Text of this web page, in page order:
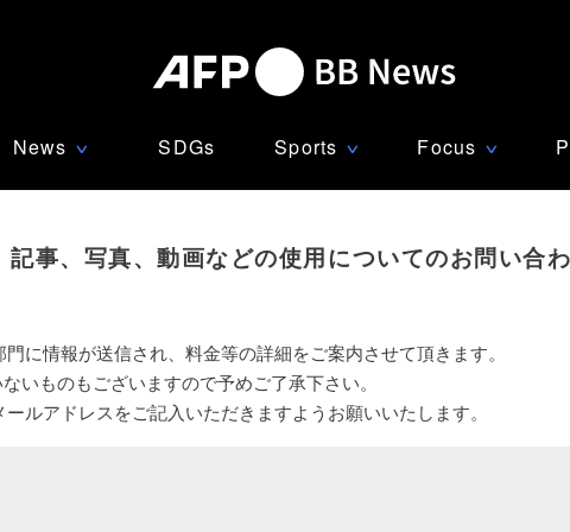
News ∨ SDGs Sports ∨ Focus ∨
記事、写真、動画などの使用についてのお問い合
に情報が送信され、料金等の詳細をご案内させて頂きます。
いものもございますので予めご了承下さい。
ルアドレスをご記入いただきますようお願いいたします。